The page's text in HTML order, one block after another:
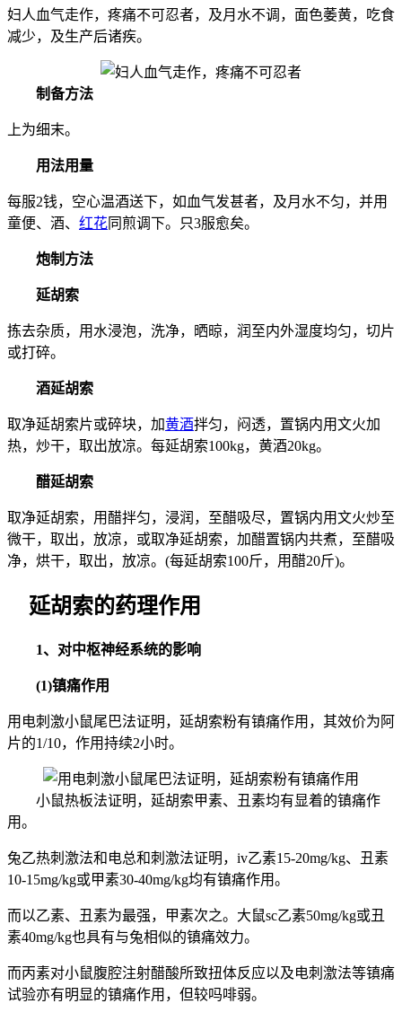
妇人血气走作，疼痛不可忍者，及月水不调，面色萎黄，吃食
减少，及生产后诸疾。
制备方法
上为细末。
用法用量
每服2钱，空心温酒送下，如血气发甚者，及月水不匀，并用
童便、酒、 红花同煎调下。只3服愈矣。
炮制方法
延胡索
拣去杂质，用水浸泡，洗净，晒晾，润至内外湿度均匀，切片
或打碎。
酒延胡索
取净延胡索片或碎块，加黄酒拌匀，闷透，置锅内用文火加
热，炒干，取出放凉。每延胡索100kg，黄酒20kg。
醋延胡索
取净延胡索，用醋拌匀，浸润，至醋吸尽，置锅内用文火炒至
微干，取出，放凉，或取净延胡索，加醋置锅内共煮，至醋吸
净，烘干，取出，放凉。(每延胡索100斤，用醋20斤)。
延胡索的药理作用
1、对中枢神经系统的影响
(1)镇痛作用
用电刺激小鼠尾巴法证明，延胡索粉有镇痛作用，其效价为阿
片的1/10，作用持续2小时。
小鼠热板法证明，延胡索甲素、丑素均有显着的镇痛作
用。
兔乙热刺激法和电总和刺激法证明，iv乙素15-20mg/kg、丑素
10-15mg/kg或甲素30-40mg/kg均有镇痛作用。
而以乙素、丑素为最强，甲素次之。大鼠sc乙素50mg/kg或丑
素40mg/kg也具有与兔相似的镇痛效力。
而丙素对小鼠腹腔注射醋酸所致扭体反应以及电刺激法等镇痛
试验亦有明显的镇痛作用，但较吗啡弱。